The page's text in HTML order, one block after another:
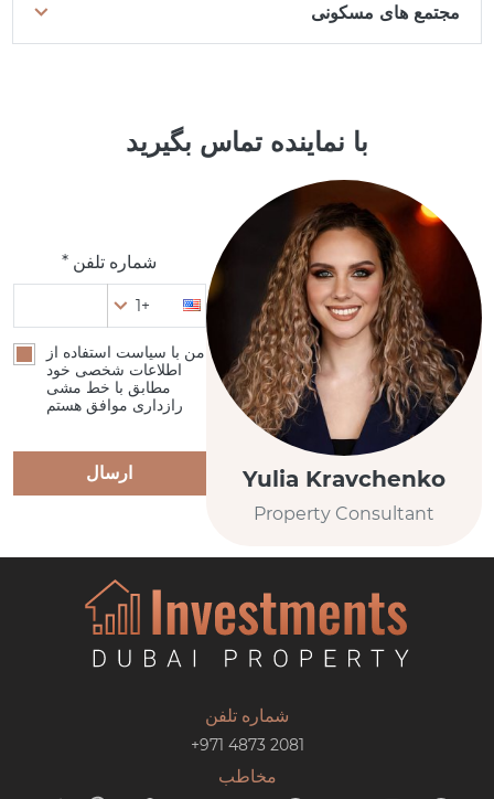
مجتمع های مسکونی
با نماینده تماس بگیرید
Yulia Kravchenko
Property Consultant
شماره تلفن *
+1
من با سیاست استفاده از
اطلاعات شخصی خود
مطابق با خط مشی
رازداری موافق هستم
ارسال
شماره تلفن
+971 4873 2081
مخاطب